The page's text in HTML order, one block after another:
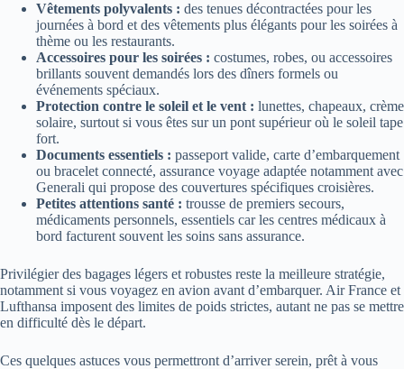
Vêtements polyvalents : des tenues décontractées pour les
journées à bord et des vêtements plus élégants pour les soirées à
thème ou les restaurants.
Accessoires pour les soirées : costumes, robes, ou accessoires
brillants souvent demandés lors des dîners formels ou
événements spéciaux.
Protection contre le soleil et le vent : lunettes, chapeaux, crème
solaire, surtout si vous êtes sur un pont supérieur où le soleil tape
fort.
Documents essentiels : passeport valide, carte d’embarquement
ou bracelet connecté, assurance voyage adaptée notamment avec
Generali qui propose des couvertures spécifiques croisières.
Petites attentions santé : trousse de premiers secours,
médicaments personnels, essentiels car les centres médicaux à
bord facturent souvent les soins sans assurance.
Privilégier des bagages légers et robustes reste la meilleure stratégie,
notamment si vous voyagez en avion avant d’embarquer. Air France et
Lufthansa imposent des limites de poids strictes, autant ne pas se mettre
en difficulté dès le départ.
Ces quelques astuces vous permettront d’arriver serein, prêt à vous